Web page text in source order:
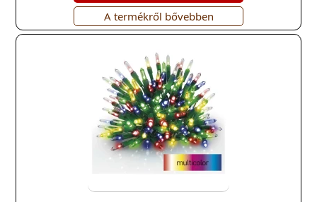
A termékről bővebben